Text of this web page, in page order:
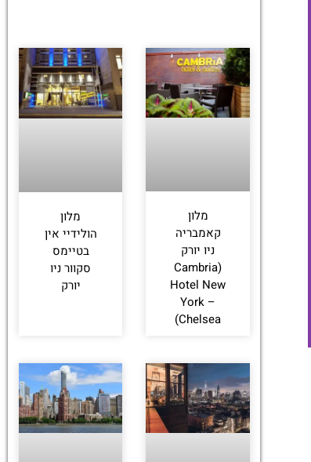
HARD ROCK
CAFE NY
מציאת מלון
מומלץ?
לחצו
מלון
קאמבריה
ניו יורק
(Cambria
Hotel New
York –
Chelsea)
מלון
הולידיי אין
בטיימס
סקוור ניו
יורק